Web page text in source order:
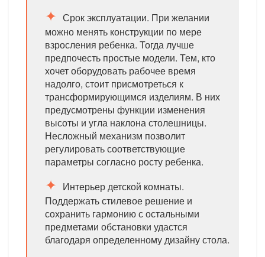
Срок эксплуатации. При желании
можно менять конструкции по мере
взросления ребенка. Тогда лучше
предпочесть простые модели. Тем, кто
хочет оборудовать рабочее время
надолго, стоит присмотреться к
трансформирующимся изделиям. В них
предусмотрены функции изменения
высоты и угла наклона столешницы.
Несложный механизм позволит
регулировать соответствующие
параметры согласно росту ребенка.
Интерьер детской комнаты.
Поддержать стилевое решение и
сохранить гармонию с остальными
предметами обстановки удастся
благодаря определенному дизайну стола.